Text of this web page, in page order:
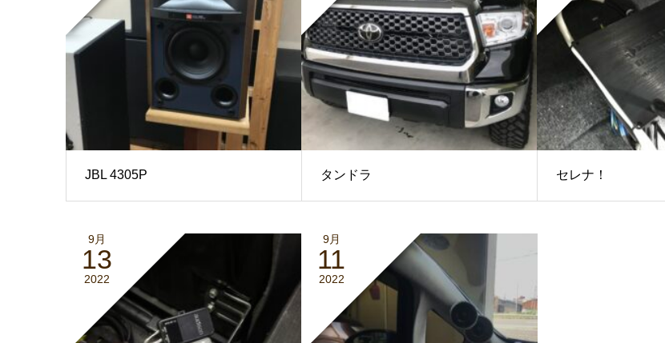
JBL 4305P タンドラ セレナ！
9月
13
2022
9月
11
2022